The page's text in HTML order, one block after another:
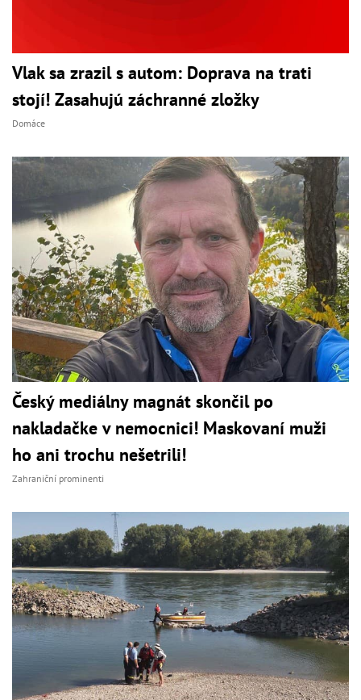
Vlak sa zrazil s autom: Doprava na trati
stojí! Zasahujú záchranné zložky
Domáce
Český mediálny magnát skončil po
nakladačke v nemocnici! Maskovaní muži
ho ani trochu nešetrili!
Zahraniční prominenti